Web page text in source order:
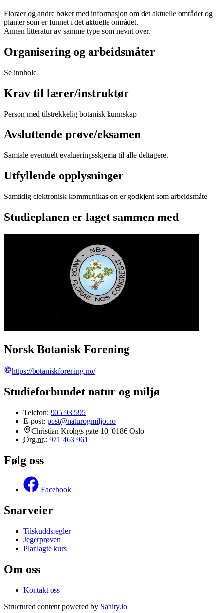
Floraer og andre bøker med informasjon om det aktuelle området og
planter som er funnet i det aktuelle området.
Annen litteratur av samme type som nevnt over.
Organisering og arbeidsmåter
Se innhold
Krav til lærer/instruktør
Person med tilstrekkelig botanisk kunnskap
Avsluttende prøve/eksamen
Samtale eventuelt evalueringsskjema til alle deltagere.
Utfyllende opplysninger
Samtidig elektronisk kommunikasjon er godkjent som arbeidsmåte
Studieplanen er laget sammen med
Norsk Botanisk Forening
https://botaniskforening.no/
Studieforbundet natur og miljø
Telefon: 905 93 595
E-post: post@naturogmiljo.no
Christian Krohgs gate 10, 0186 Oslo
Org.nr.: 971 463 961
Følg oss
Facebook
Snarveier
Tilskuddsregler
Jegerprøven
Planlagte kurs
Om oss
Kontakt oss
Structured content powered by Sanity.io